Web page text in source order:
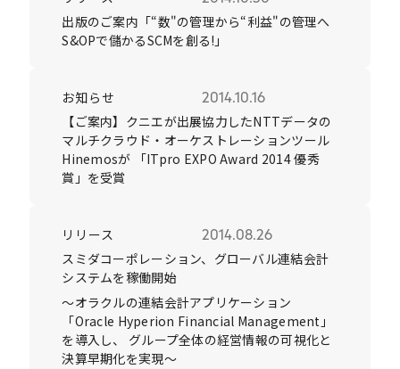
News
サイト内検索
出版のご案内「“数"の管理から“利益"の管理へ
S&OPで儲かるSCMを創る!」
【ご案内】クニエが出展協力したNTTデータの
マルチクラウド・オーケストレーションツール
Hinemosが 「ITpro EXPO Award 2014 優秀
賞」を受賞
お知らせ 2014.10.16
スミダコーポレーション、グローバル連結会計
システムを稼働開始
～オラクルの連結会計アプリケーション
「Oracle Hyperion Financial Management」
を導入し、 グループ全体の経営情報の可視化と
決算早期化を実現～
リリース 2014.08.26